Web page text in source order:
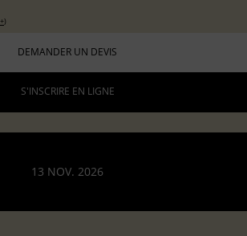
)
DEMANDER UN DEVIS
S'INSCRIRE EN LIGNE
13 NOV. 2026